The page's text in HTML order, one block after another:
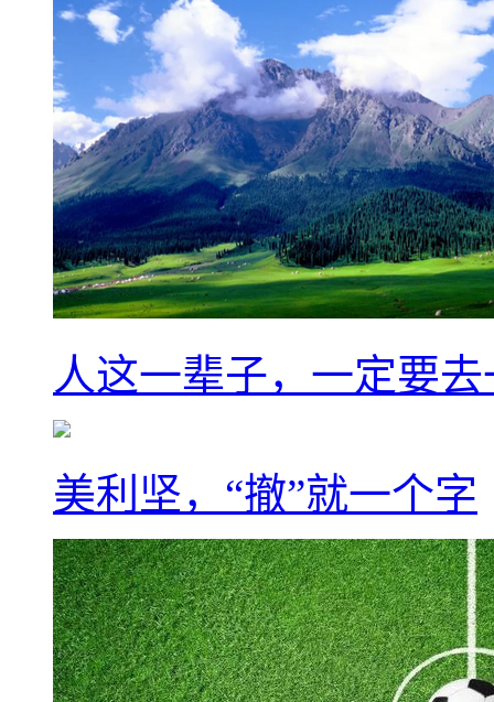
人这一辈子，一定要
美利坚，“撤”就一个字